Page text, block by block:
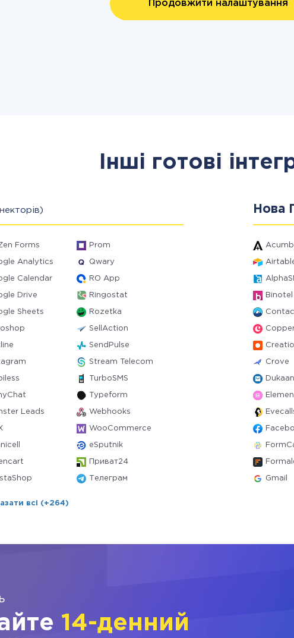
Продовжити налаштування
Інші готові
Forms Prom
Analytics Qwary
Calendar RO App
Drive Ringostat
Sheets Rozetka
SellAction
SendPulse
Stream Telecom
TurboSMS
Typeform
Leads Webhooks
WooCommerce
eSputnik
Приват24
Телеграм
всі (+264)
Нова
Binotel
Creatio
Crove
Dukaan
Gmail
14-денний